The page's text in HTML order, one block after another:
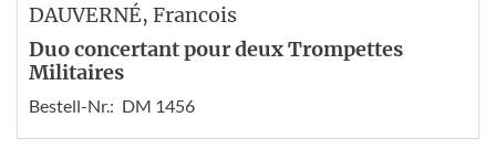
DAUVERNÉ, Francois
Duo concertant pour deux Trompettes
Militaires
Bestell-Nr.: DM 1456